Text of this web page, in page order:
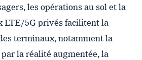
les opérations au sol et la
LTE/5G privés facilitent la
terminaux, notamment la
la réalité augmentée, la